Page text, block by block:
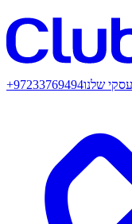
+97233769494שלנו